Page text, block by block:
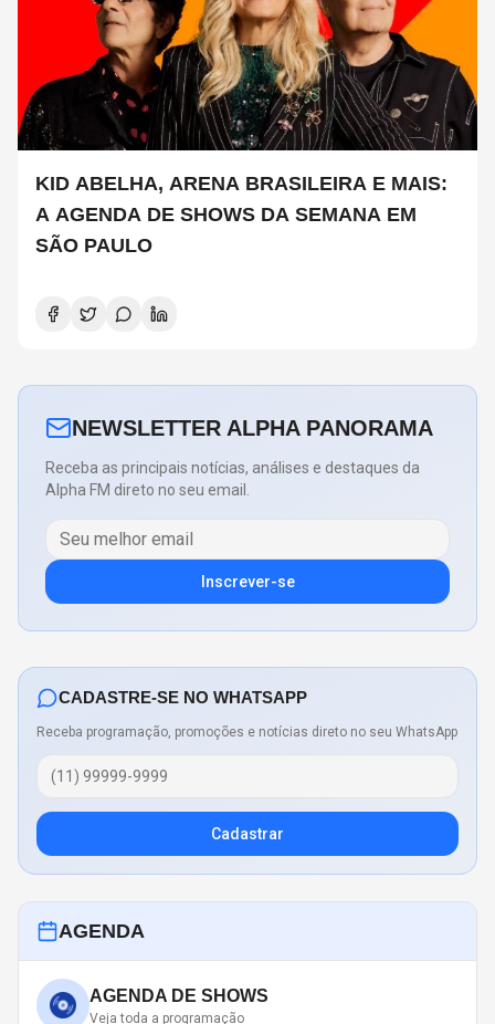
KID ABELHA, ARENA BRASILEIRA E MAIS:
A AGENDA DE SHOWS DA SEMANA EM
SÃO PAULO
NEWSLETTER ALPHA PANORAMA
Receba as principais notícias, análises e destaques da
Alpha FM direto no seu email.
Inscrever-se
CADASTRE-SE NO WHATSAPP
Receba programação, promoções e notícias direto no seu WhatsApp
Cadastrar
AGENDA
AGENDA DE SHOWS
Veja toda a programação